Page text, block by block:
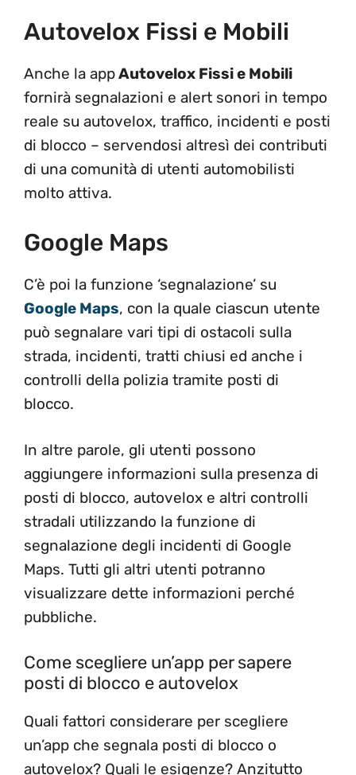
Autovelox Fissi e Mobili
Anche la appAutovelox Fissi e Mobili
fornirà segnalazioni e alert sonori in tempo
reale su autovelox, traffico, incidenti e posti
di blocco – servendosi altresì dei contributi
di una comunità di utenti automobilisti
molto attiva.
Google Maps
C’è poi la funzione ‘segnalazione’ su
Google Maps, con la quale ciascun utente
può segnalare vari tipi di ostacoli sulla
strada, incidenti, tratti chiusi ed anche i
controlli della polizia tramite posti di
blocco.
In altre parole, gli utenti possono
aggiungere informazioni sulla presenza di
posti di blocco, autovelox e altri controlli
stradali utilizzando la funzione di
segnalazione degli incidenti di Google
Maps. Tutti gli altri utenti potranno
visualizzare dette informazioni perché
pubbliche.
Come scegliere un’app per sapere
posti di blocco e autovelox
Quali fattori considerare per scegliere
un’app che segnala posti di blocco o
autovelox? Quali le esigenze? Anzitutto